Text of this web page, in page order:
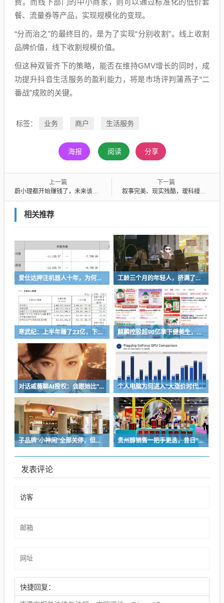
费。而线下部门的中小商家，则可以通过标准化的低价套
餐、流量券等产品，实现规模化的变现。
“分而治之”的最终目的，是为了实现“分别收割”。线上收割
品牌价值，线下收割规模价值。
但这种双管齐下的策略，能否在维持GMV增长的同时，成
功提升抖音生活服务的盈利能力，将是市场评判蒲燕子“二
番战”成败的关键。
标签： 业务 商户 生活服务
海报 阅读 分享
上一篇
蔚小理都开始赚钱了，未来该走向何方？
下一篇
叙事完美、现实残酷，瑷科缦全程抗衰为何叫好不叫座？
相关推荐
爱仕达押注机器人十年，为何陷入亏损困局？ 工龄三个月的年轻人，挤满了折扣零食店
寒武纪：上半年赚了23亿，下半年要看交付 麒麟控股超90亿拿下健美生，为何超300亿资本一周内“疯抢”VMS？
对话戚薇聊AI授权：会跟她比“演技”，都市甜宠留给我来演 个人电脑为何进入“大涨价时代”？
子品牌“小神闲”全部关停，但茶颜悦色的扩张还在提速 贵州醇销售一把手更迭，昔日“网红酒企”的气质变了
发表评论
快捷回复：